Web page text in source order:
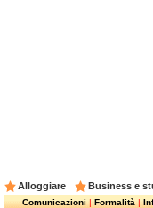
Alloggiare Business e
Comunicazioni|Formalità|